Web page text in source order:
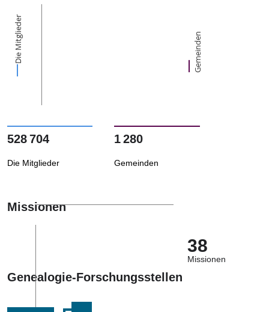
Die Mitglieder Gemeinden
528 704
Die Mitglieder
1 280
Gemeinden
Missionen
38
Missionen
Genealogie-Forschungsstellen